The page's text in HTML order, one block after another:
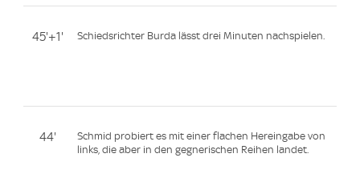
45'+1' Schiedsrichter Burda lässt drei Minuten nachspielen.
44'
Schmid probiert es mit einer flachen Hereingabe von
links, die aber in den gegnerischen Reihen landet.